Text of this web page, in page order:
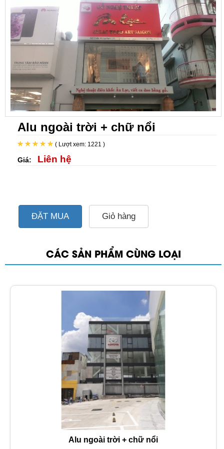
Alu ngoài trời + chữ nổi
( Lượt xem: 1221 )
Giá: Liên hệ
ĐẶT MUA Giỏ hàng
CÁC SẢN PHẨM CÙNG LOẠI
Alu ngoài trời + chữ nổi